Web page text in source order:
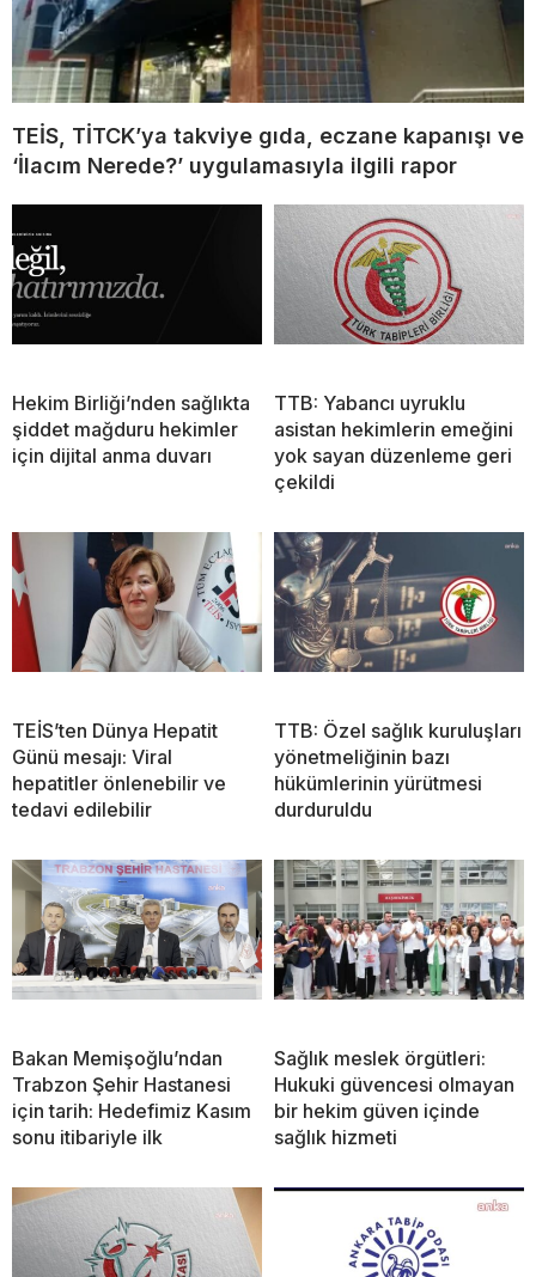
TEİS, TİTCK’ya takviye gıda, eczane kapanışı ve
‘İlacım Nerede?’ uygulamasıyla ilgili rapor
Hekim Birliği’nden sağlıkta
şiddet mağduru hekimler
için dijital anma duvarı
TTB: Yabancı uyruklu
asistan hekimlerin emeğini
yok sayan düzenleme geri
çekildi
TEİS’ten Dünya Hepatit
Günü mesajı: Viral
hepatitler önlenebilir ve
tedavi edilebilir
TTB: Özel sağlık kuruluşları
yönetmeliğinin bazı
hükümlerinin yürütmesi
durduruldu
Bakan Memişoğlu’ndan
Trabzon Şehir Hastanesi
için tarih: Hedefimiz Kasım
sonu itibariyle ilk
Sağlık meslek örgütleri:
Hukuki güvencesi olmayan
bir hekim güven içinde
sağlık hizmeti